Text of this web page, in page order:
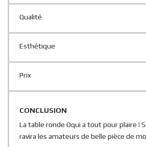
Qualité
Esthétique
Prix
CONCLUSION
La table ronde Oqui a tout pour plaire !
ravira les amateurs de belle pièce de